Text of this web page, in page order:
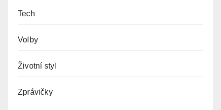
Tech
Volby
Životní styl
Zprávičky